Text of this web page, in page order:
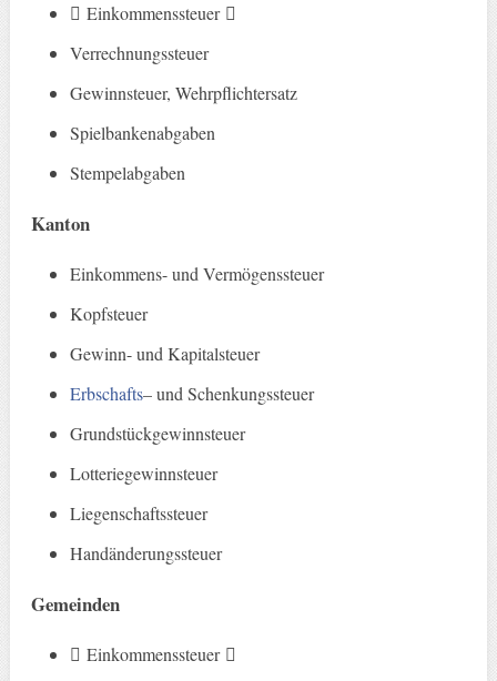
􏰀 Einkommenssteuer 􏰀
Verrechnungssteuer
Gewinnsteuer, Wehrpflichtersatz
Spielbankenabgaben
Stempelabgaben
Kanton
Einkommens- und Vermögenssteuer
Kopfsteuer
Gewinn- und Kapitalsteuer
Erbschafts– und Schenkungssteuer
Grundstückgewinnsteuer
Lotteriegewinnsteuer
Liegenschaftssteuer
Handänderungssteuer
Gemeinden
􏰀 Einkommenssteuer 􏰀